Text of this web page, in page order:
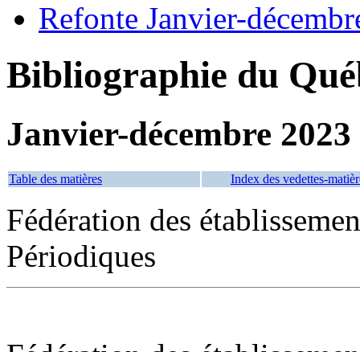
Refonte Janvier-
Bibliographie du
Janvier-décembre 2023
Table des matières Index des vedettes-
Fédération des
Périodiques